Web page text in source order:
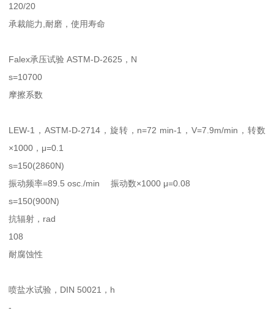
120/20
承裁能力,耐磨，使用寿命
Falex承压试验 ASTM-D-2625，N
s=10700
摩擦系数
LEW-1，ASTM-D-2714，旋转，n=72 min-1，V=7.9m/min，转数
×1000，μ=0.1
s=150(2860N)
振动频率=89.5 osc./min 振动数×1000 μ=0.08
s=150(900N)
抗辐射，rad
108
耐腐蚀性
喷盐水试验，DIN 50021，h
-